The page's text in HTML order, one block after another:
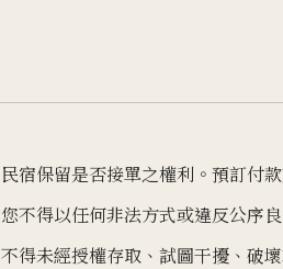
民宿保留是否接單之權利。預訂付
您不得以任何非法方式或違反公序
不得未經授權存取、試圖干擾、破